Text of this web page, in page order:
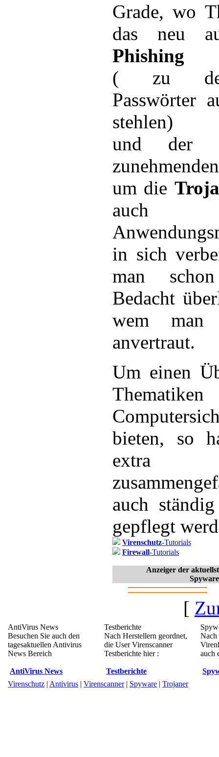
Grade, wo
das neu
Phishing
( zu
Passwörter
stehlen)
und der
um die
auch
in sich
man
Bedacht
wem man
anvertraut.
Um einen
bieten, so
extra
auch
gepflegt
Virenschutz-Tutorials
Firewall-Tutorials
Anzeiger der
[
AntiVirus News
Besuchen Sie auch den
tagesaktuellen Antivirus
News Bereich
AntiVirus News
Testberichte
Nach Herstellern geordnet,
die User Virenscanner
Testberichte hier :
Testberichte
Nach
auch
Virenschutz | Antivirus | Virenscanner| Spyware | Trojaner